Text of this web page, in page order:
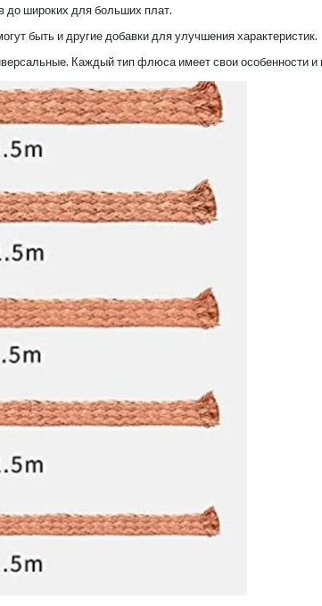
до широких для больших плат.
быть и другие добавки для улучшения характеристик.
Каждый тип флюса имеет свои особенности и